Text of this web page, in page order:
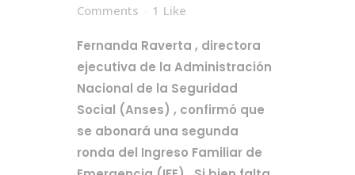
Comments
1 Like
Fernanda Raverta , directora
ejecutiva de la Administración
Nacional de la Seguridad
Social (Anses) , confirmó que
se abonará una segunda
ronda del Ingreso Familiar de